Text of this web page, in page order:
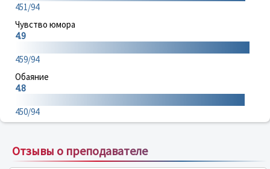
451/94
Чувство юмора
4.9
459/94
Обаяние
4.8
450/94
Отзывы о преподавателе